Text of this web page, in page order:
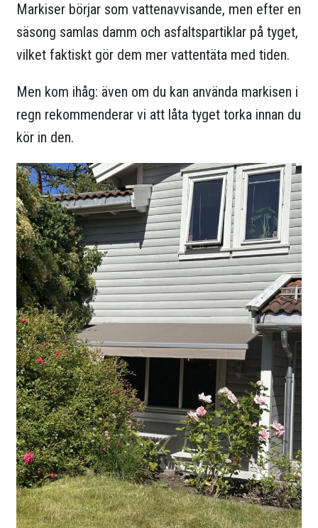
Markiser börjar som vattenavvisande, men efter en
säsong samlas damm och asfaltspartiklar på tyget,
vilket faktiskt gör dem mer vattentäta med tiden.
Men kom ihåg: även om du kan använda markisen i
regn rekommenderar vi att låta tyget torka innan du
kör in den.